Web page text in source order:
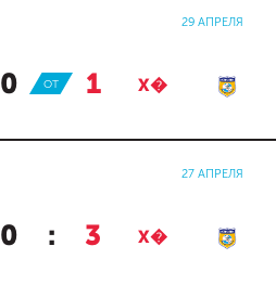
29 АПРЕЛЯ
0 : 1 Х�
ОТ
27 АПРЕЛЯ
0 : 3 Х�